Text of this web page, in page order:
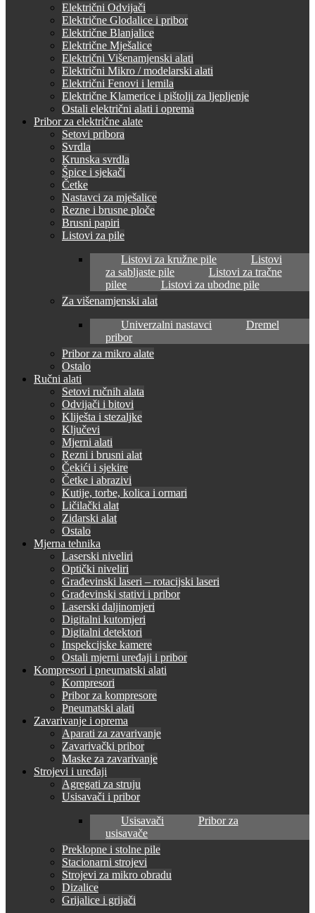
Električni Odvijači
Električne Glodalice i pribor
Električne Blanjalice
Električne Mješalice
Električni Višenamjenski alati
Električni Mikro / modelarski alati
Električni Fenovi i lemila
Električne Klamerice i pištolji za ljepljenje
Ostali električni alati i oprema
Pribor za električne alate
Setovi pribora
Svrdla
Krunska svrdla
Špice i sjekači
Četke
Nastavci za mješalice
Rezne i brusne ploče
Brusni papiri
Listovi za pile
Listovi za kružne pile
Listovi
za sabljaste pile
Listovi za tračne
pilee
Listovi za ubodne pile
Za višenamjenski alat
Univerzalni nastavci
Dremel
pribor
Pribor za mikro alate
Ostalo
Ručni alati
Setovi ručnih alata
Odvijači i bitovi
Kliješta i stezaljke
Ključevi
Mjerni alati
Rezni i brusni alat
Čekići i sjekire
Četke i abrazivi
Kutije, torbe, kolica i ormari
Ličilački alat
Zidarski alat
Ostalo
Mjerna tehnika
Laserski niveliri
Optički niveliri
Građevinski laseri – rotacijski laseri
Građevinski stativi i pribor
Laserski daljinomjeri
Digitalni kutomjeri
Digitalni detektori
Inspekcijske kamere
Ostali mjerni uređaji i pribor
Kompresori i pneumatski alati
Kompresori
Pribor za kompresore
Pneumatski alati
Zavarivanje i oprema
Aparati za zavarivanje
Zavarivački pribor
Maske za zavarivanje
Strojevi i uređaji
Agregati za struju
Usisavači i pribor
Usisavači
Pribor za
usisavače
Preklopne i stolne pile
Stacionarni strojevi
Strojevi za mikro obradu
Dizalice
Grijalice i grijači